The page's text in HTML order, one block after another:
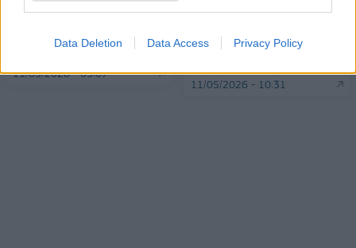
Data Deletion Data Access Privacy Policy
Παρουσιάζεται σήμερα το
Ειδικό Χωροταξικό Πλαίσιο
για τον Τουρισμό
11/05/2026 - 09:07
κλίμα στην έναρξη των
11/05/2026 - 10:31